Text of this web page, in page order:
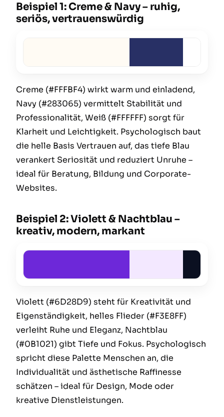
Beispiel 1: Creme & Navy – ruhig,
seriös, vertrauenswürdig
Creme (#FFFBF4) wirkt warm und einladend,
Navy (#283065) vermittelt Stabilität und
Professionalität, Weiß (#FFFFFF) sorgt für
Klarheit und Leichtigkeit. Psychologisch baut
die helle Basis Vertrauen auf, das tiefe Blau
verankert Seriosität und reduziert Unruhe –
ideal für Beratung, Bildung und Corporate-
Websites.
Beispiel 2: Violett & Nachtblau –
kreativ, modern, markant
Violett (#6D28D9) steht für Kreativität und
Eigenständigkeit, helles Flieder (#F3E8FF)
verleiht Ruhe und Eleganz, Nachtblau
(#0B1021) gibt Tiefe und Fokus. Psychologisch
spricht diese Palette Menschen an, die
Individualität und ästhetische Raffinesse
schätzen – ideal für Design, Mode oder
kreative Dienstleistungen.